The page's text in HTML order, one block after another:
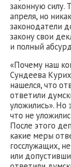
законную силу.
апреля, но
законодатели
закону свои
и полный
«Почему наш
Сундеева
нашелся, что
ответили
уложились». Но
что не
После этого
какие меры
госслужащих,
или